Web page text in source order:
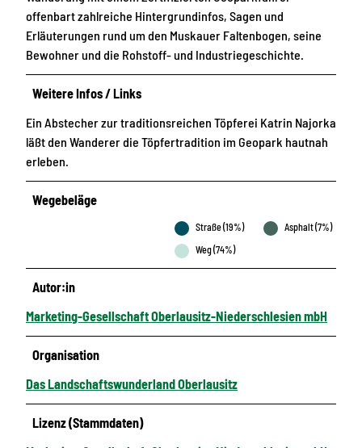
offenbart zahlreiche Hintergrundinfos, Sagen und
Erläuterungen rund um den Muskauer Faltenbogen, seine
Bewohner und die Rohstoff- und Industriegeschichte.
Weitere Infos / Links
Ein Abstecher zur traditionsreichen Töpferei Katrin Najorka
läßt den Wanderer die Töpfertradition im Geopark hautnah
erleben.
Wegebeläge
Straße (19%)
Asphalt (7%)
Weg (74%)
Autor:in
Marketing-Gesellschaft Oberlausitz-Niederschlesien mbH
Organisation
Das Landschaftswunderland Oberlausitz
Lizenz (Stammdaten)